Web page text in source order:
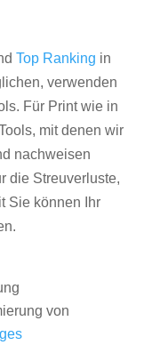
Top Ranking in
verwenden
Für Print wie in
mit denen wir
nachweisen
die Streuverluste,
Sie können Ihr
von